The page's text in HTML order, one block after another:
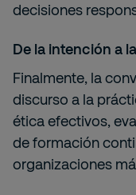
decisiones
De la intención a
Finalmente, la
discurso a la
ética efectivos,
de formación
organizaciones